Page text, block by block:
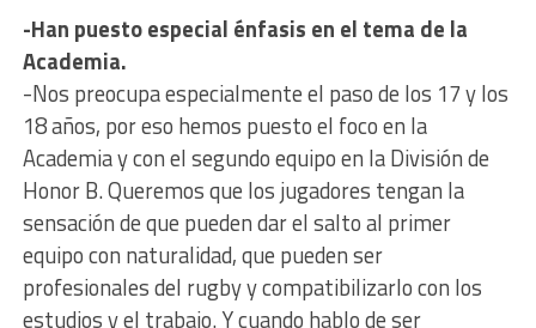
-Han puesto especial énfasis en el tema de la
Academia.
-Nos preocupa especialmente el paso de los 17 y los
18 años, por eso hemos puesto el foco en la
Academia y con el segundo equipo en la División de
Honor B. Queremos que los jugadores tengan la
sensación de que pueden dar el salto al primer
equipo con naturalidad, que pueden ser
profesionales del rugby y compatibilizarlo con los
estudios y el trabajo. Y cuando hablo de ser